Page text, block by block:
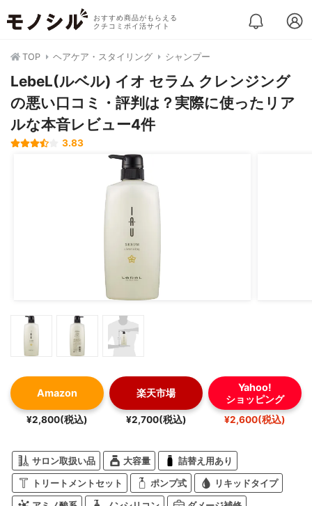
おすすめ商品がもらえる
クチコミポイ活サイト
TOP ヘアケア・スタイリング シャンプー
LebeL(ルベル) イオ セラム クレンジング
の悪い口コミ・評判は？実際に使ったリア
ルな本音レビュー4件
3.83
Amazon
¥2,800(税込)
楽天市場
¥2,700(税込)
Yahoo!
ショッピング
¥2,600(税込)
サロン取扱い品 大容量 詰替え用あり
トリートメントセット ポンプ式 リキッドタイプ